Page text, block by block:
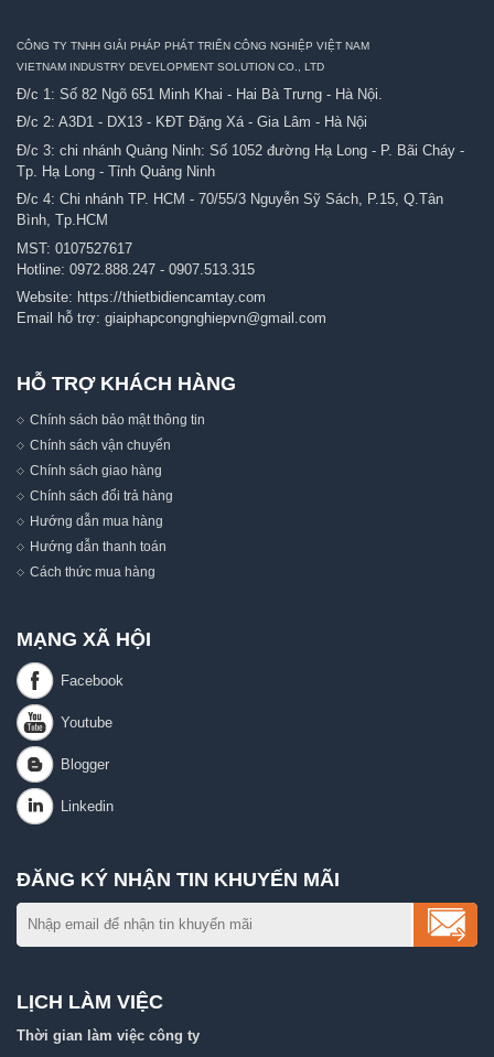
CÔNG TY TNHH GIẢI PHÁP PHÁT TRIỂN CÔNG NGHIỆP VIỆT NAM
VIETNAM INDUSTRY DEVELOPMENT SOLUTION CO., LTD
Đ/c 1: Số 82 Ngõ 651 Minh Khai - Hai Bà Trưng - Hà Nội.
Đ/c 2: A3D1 - DX13 - KĐT Đặng Xá - Gia Lâm - Hà Nội
Đ/c 3: chi nhánh Quảng Ninh: Số 1052 đường Hạ Long - P. Bãi Cháy -
Tp. Hạ Long - Tỉnh Quảng Ninh
Đ/c 4: Chi nhánh TP. HCM - 70/55/3 Nguyễn Sỹ Sách, P.15, Q.Tân
Bình, Tp.HCM
MST: 0107527617
Hotline: 0972.888.247 - 0907.513.315
Website: https://thietbidiencamtay.com
Email hỗ trợ: giaiphapcongnghiepvn@gmail.com
HỖ TRỢ KHÁCH HÀNG
Chính sách bảo mật thông tin
Chính sách vận chuyển
Chính sách giao hàng
Chính sách đổi trả hàng
Hướng dẫn mua hàng
Hướng dẫn thanh toán
Cách thức mua hàng
MẠNG XÃ HỘI
ĐĂNG KÝ NHẬN TIN KHUYẾN MÃI
LỊCH LÀM VIỆC
Thời gian làm việc công ty